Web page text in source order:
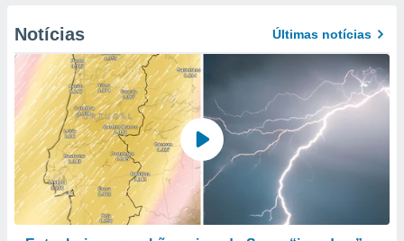
Notícias Últimas notícias